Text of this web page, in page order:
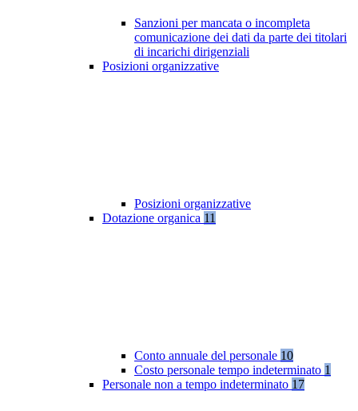
Sanzioni per mancata o incompleta
comunicazione dei dati da parte dei titolari
di incarichi dirigenziali
Posizioni organizzative
Posizioni organizzative
Dotazione organica 11
Conto annuale del personale 10
Costo personale tempo indeterminato 1
Personale non a tempo indeterminato 17